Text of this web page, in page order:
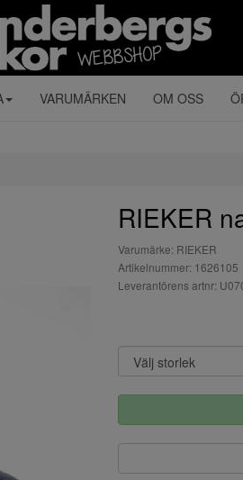
VARUMÄRKEN OM OSS
RIEKER
Varumärke: RIEKER
Artikelnummer: 1626105
Leverantörens artnr: